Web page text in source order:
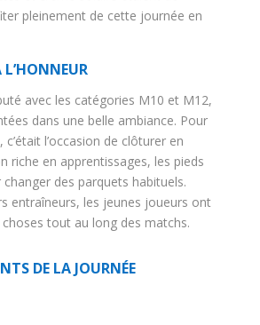
pleinement de cette journée en
L’HONNEUR
avec les catégories M10 et M12,
dans une belle ambiance. Pour
l’occasion de clôturer en
riche en apprentissages, les pieds
changer des parquets habituels.
entraîneurs, les jeunes joueurs ont
tout au long des matchs.
DE LA JOURNÉE